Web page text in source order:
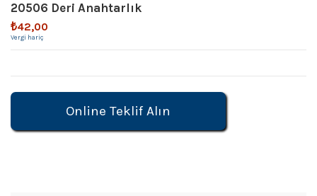
20506 Deri Anahtarlık
₺42,00
Vergi hariç
Online Teklif Alın